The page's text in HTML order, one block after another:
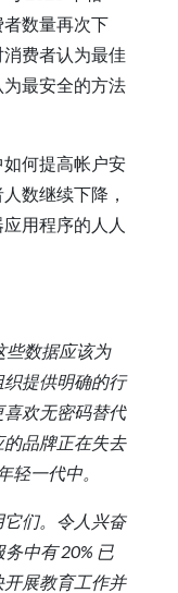
数量再次下
费者认为最佳
最安全的方法
何提高帐户安
数继续下降，
用程序的人人
些数据应该为
提供明确的行
欢无密码替代
品牌正在失去
一代中。
们。令人兴奋
中有 20% 已
展教育工作并